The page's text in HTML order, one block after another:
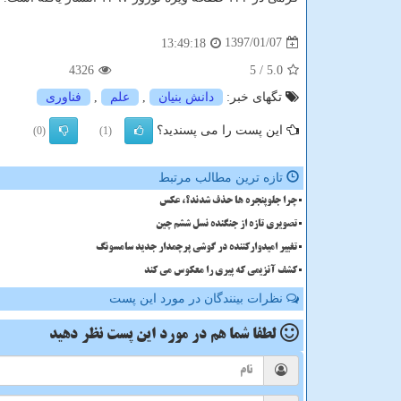
1397/01/07
13:49:18
5.0
/ 5
4326
تگهای خبر:
دانش بنیان علم فناوری
این پست را می پسندید؟ (1)
(0)
تازه ترین مطالب مرتبط
چرا جلوپنجره ها حذف شدند؟، عکس
تصویری تازه از جنگنده نسل ششم چین
تغییر امیدوارکننده در گوشی پرچمدار جدید سامسونگ
کشف آنزیمی که پیری را معکوس می کند
نظرات بینندگان در مورد این پست
لطفا شما هم در مورد این پست نظر دهید